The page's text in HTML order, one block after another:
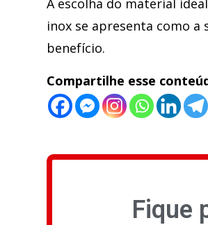
A escolha do material
inox se apresenta como
benefício.
Compartilhe esse
Fique